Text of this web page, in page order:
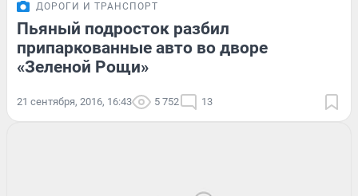
ДОРОГИ И ТРАНСПОРТ
Пьяный подросток разбил
припаркованные авто во дворе
«Зеленой Рощи»
21 сентября, 2016, 16:43 5 752 13